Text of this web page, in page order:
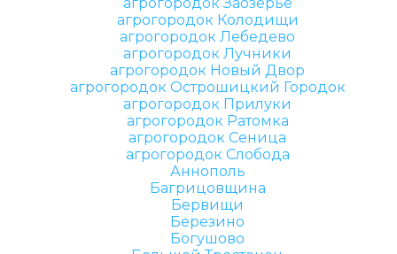
агрогородок Колодищи
агрогородок Лебедево
агрогородок Лучники
агрогородок Новый Двор
агрогородок Острошицкий Городок
агрогородок Прилуки
агрогородок Ратомка
агрогородок Сеница
агрогородок Слобода
Аннополь
Багрицовщина
Бервищи
Березино
Богушово